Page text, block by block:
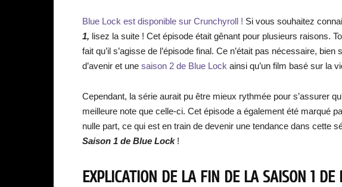
Blue Lock est disponible sur Crunchyroll ! Si vous souhaitez
1, lisez la suite ! Cet épisode était gênant pour plusieurs raisons.
fait qu’il s’agisse de l’épisode final. Ce n’était pas nécessaire,
d’avenir et une saison 2 de Blue Lock ainsi qu’un film basé sur la
Cependant, la série aurait pu être mieux rythmée pour s’assurer
meilleure note que celle-ci. Cet épisode a également été marqué
nulle part, ce qui est en train de devenir une tendance dans cette
Saison 1 de Blue Lock!
EXPLICATION DE LA FIN DE LA SAISON 1 DE